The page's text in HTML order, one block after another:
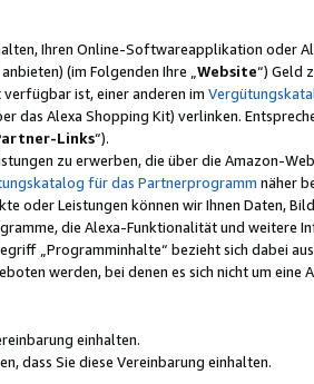
Ihren Online-Softwareapplikation oder
(im Folgenden Ihre „ Website“) Geld
ist, einer anderen im
das Alexa Shopping Kit) verlinken.
Links“).
zu erwerben, die über die Amazon-
für das Partnerprogramm näher
oder Leistungen können wir Ihnen Daten,
die Alexa-Funktionalität und weitere
„Programminhalte“ bezieht sich dabei
werden, bei denen es sich nicht um eine
einhalten.
dass Sie diese Vereinbarung einhalten.